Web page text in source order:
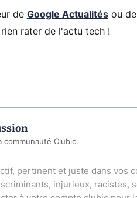
de Google Actualitésou de
rater de l'actu tech !
communauté Clubic.